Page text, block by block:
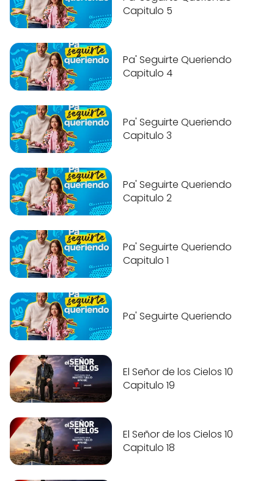
Capitulo 5
Pa' Seguirte Queriendo
Capitulo 4
Pa' Seguirte Queriendo
Capitulo 3
Pa' Seguirte Queriendo
Capitulo 2
Pa' Seguirte Queriendo
Capitulo 1
Pa' Seguirte Queriendo
El Señor de los Cielos 10
Capitulo 19
El Señor de los Cielos 10
Capitulo 18